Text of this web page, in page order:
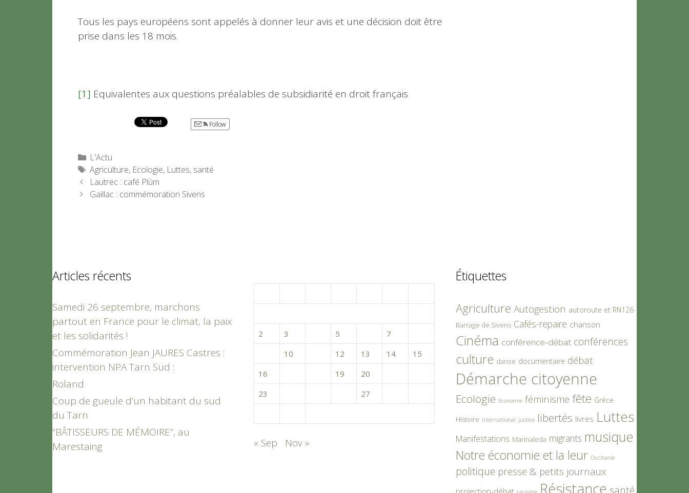
Tous les pays européens sont appelés à donner leur avis et une décision doit être
prise dans les 18 mois.
[1] Equivalentes aux questions préalables de subsidiarité en droit français
Follow
Catégories
L'Actu
Étiquettes
Agriculture, Ecologie, Luttes, santé
Lautrec : café Plùm
Gaillac : commémoration Sivens
Articles récents
Samedi 26 septembre, marchons
partout en France pour le climat, la paix
et les solidarités !
Commémoration Jean JAURES Castres :
intervention NPA Tarn Sud :
Roland
Coup de gueule d’un habitant du sud
du Tarn
“BÂTISSEURS DE MÉMOIRE”, au
Marestaing
2
3 5 7
10 12 13 14
15
16
19 20
23
27
« Sep Nov »
Étiquettes
Agriculture Autogestion autoroute et RN126
Barrage de Sivens Cafés-repaire chanson
Cinéma conférence-débat conférences
culture danse documentaire débat
Démarche citoyenne
Ecologie Economie féminisme fête Grèce
Histoire International justice libertés livres Luttes
Manifestations Marinaleda migrants musique
Notre économie et la leur Occitanie
politique presse & petits journaux
Résistance